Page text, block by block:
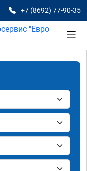
+7 (8692) 77-90-35